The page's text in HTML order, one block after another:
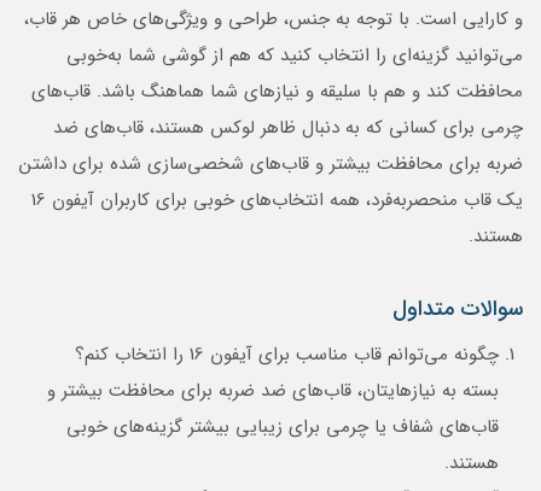
و کارایی است. با توجه به جنس، طراحی و ویژگی‌های خاص هر قاب،
می‌توانید گزینه‌ای را انتخاب کنید که هم از گوشی شما به‌خوبی
محافظت کند و هم با سلیقه و نیازهای شما هماهنگ باشد. قاب‌های
چرمی برای کسانی که به دنبال ظاهر لوکس هستند، قاب‌های ضد
ضربه برای محافظت بیشتر و قاب‌های شخصی‌سازی شده برای داشتن
یک قاب منحصربه‌فرد، همه انتخاب‌های خوبی برای کاربران آیفون 16
هستند.
سوالات متداول
چگونه می‌توانم قاب مناسب برای آیفون 16 را انتخاب کنم؟
بسته به نیازهایتان، قاب‌های ضد ضربه برای محافظت بیشتر و
قاب‌های شفاف یا چرمی برای زیبایی بیشتر گزینه‌های خوبی
هستند.